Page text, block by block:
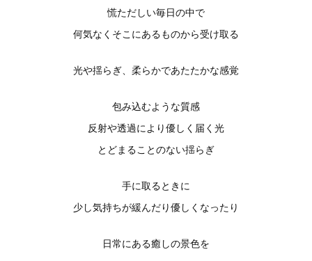
慌ただしい毎日の中で
何気なくそこにあるものから受け取る
光や揺らぎ、柔らかであたたかな感覚
包み込むような質感
反射や透過により優しく届く光
とどまることのない揺らぎ
手に取るときに
少し気持ちが緩んだり優しくなったり
日常にある癒しの景色を